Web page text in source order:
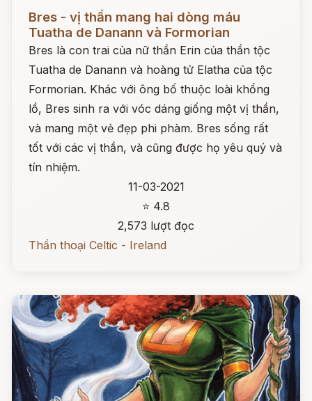
Bres - vị thần mang hai dòng máu
Tuatha de Danann và Formorian
Bres là con trai của nữ thần Erin của thần tộc
Tuatha de Danann và hoàng tử Elatha của tộc
Formorian. Khác với ông bố thuộc loài khổng
lồ, Bres sinh ra với vóc dáng giống một vị thần,
và mang một vẻ đẹp phi phàm. Bres sống rất
tốt với các vị thần, và cũng được họ yêu quý và
tín nhiệm.
11-03-2021
⭐ 4.8
2,573 lượt đọc
Thần thoại Celtic - Ireland